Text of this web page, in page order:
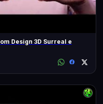
Design 3D Surreal e